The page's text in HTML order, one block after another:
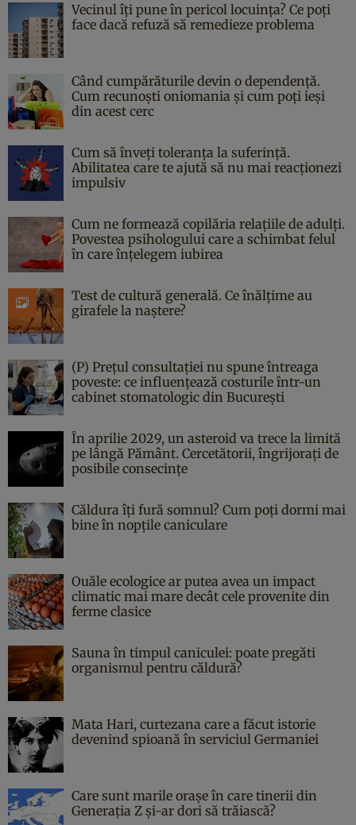
Vecinul îți pune în pericol locuința? Ce poți
face dacă refuză să remedieze problema
Când cumpărăturile devin o dependență.
Cum recunoști oniomania și cum poți ieși
din acest cerc
Cum să înveți toleranța la suferință.
Abilitatea care te ajută să nu mai reacționezi
impulsiv
Cum ne formează copilăria relațiile de adulți.
Povestea psihologului care a schimbat felul
în care înțelegem iubirea
Test de cultură generală. Ce înălțime au
girafele la naștere?
(P) Prețul consultației nu spune întreaga
poveste: ce influențează costurile într-un
cabinet stomatologic din București
În aprilie 2029, un asteroid va trece la limită
pe lângă Pământ. Cercetătorii, îngrijorați de
posibile consecințe
Căldura îți fură somnul? Cum poți dormi mai
bine în nopțile caniculare
Ouăle ecologice ar putea avea un impact
climatic mai mare decât cele provenite din
ferme clasice
Sauna în timpul caniculei: poate pregăti
organismul pentru căldură?
Mata Hari, curtezana care a făcut istorie
devenind spioană în serviciul Germaniei
Care sunt marile orașe în care tinerii din
Generația Z și-ar dori să trăiască?